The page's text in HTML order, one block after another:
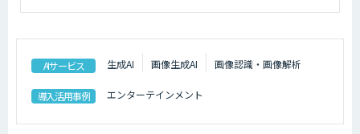
AIサービス 生成AI 画像生成AI 画像認識・画像解析
導入活用事例 エンターテインメント